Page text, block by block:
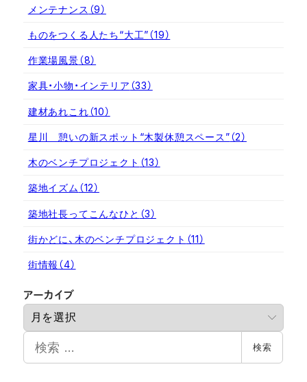
メンテナンス （9）
ものをつくる人たち“大工”（19）
作業場風景（8）
家具・小物・インテリア （33）
建材あれこれ（10）
星川 憩いの新スポット“木製休憩スペース”（2）
木のベンチプロジェクト （13）
築地イズム （12）
築地社長ってこんなひと （3）
街かどに、木のベンチプロジェクト （11）
街情報 （4）
アーカイブ
カ
検
検索